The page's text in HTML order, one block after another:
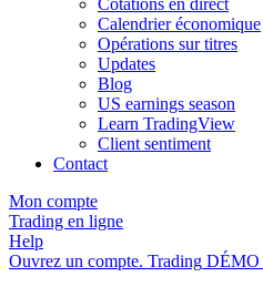
Calendrier économique
Opérations sur titres
Updates
Blog
US earnings season
Learn TradingView
Client sentiment
Contact
Mon compte
Trading en ligne
Help
Ouvrez un compte. Trading DÉMO